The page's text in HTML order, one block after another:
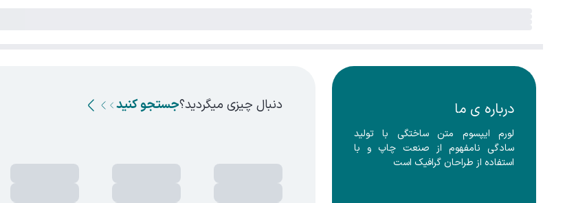
درباره ی ما
استفاده از طراحان گرافیک است
دنبال چیزی میگردید؟جستجو کنید